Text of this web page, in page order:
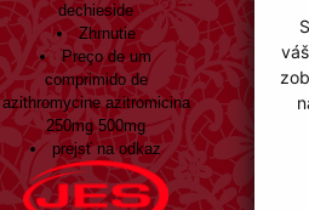
dechieside
Zhrnutie
Preço de um
comprimido de
azithromycine azitromicina
250mg 500mg
prejsť na odkaz